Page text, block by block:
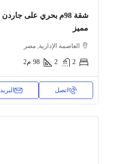
شقة 98م بحري على
مميز
العاصمة الإدارية, مصر
2
2
98 م2
اتصل